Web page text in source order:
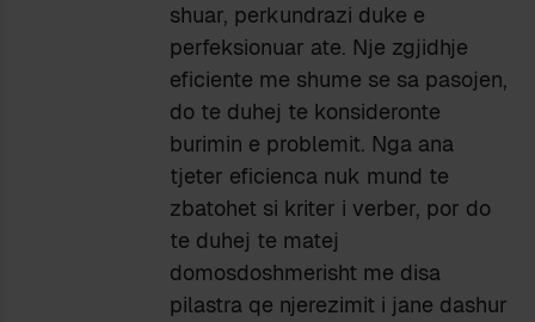
shuar, perkundrazi duke e
perfeksionuar ate. Nje zgjidhje
eficiente me shume se sa pasojen,
do te duhej te konsideronte
burimin e problemit. Nga ana
tjeter eficienca nuk mund te
zbatohet si kriter i verber, por do
te duhej te matej
domosdoshmerisht me disa
pilastra qe njerezimit i jane dashur